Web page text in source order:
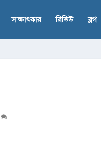
সাক্ষাৎকার রিভিউ ব্লগ